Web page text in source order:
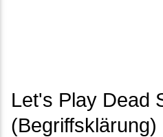
Let's Play Dead
(Begriffsklärung)